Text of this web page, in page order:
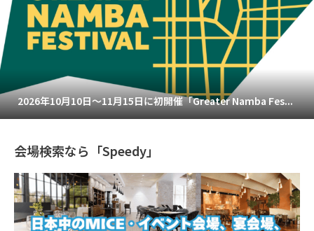
2026年10月10日～11月15日に初開催「Greater Namba Fes...
会場検索なら「Speedy」